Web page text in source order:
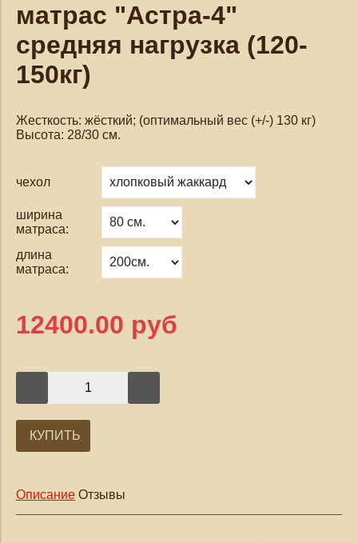
матрас "Астра-4"
средняя нагрузка (120-
150кг)
Жесткость: жёсткий; (оптимальный вес (+/-) 130 кг)
Высота: 28/30 см.
чехол
ширина
матраса:
длина
матраса:
12400.00 руб
КУПИТЬ
Описание Отзывы